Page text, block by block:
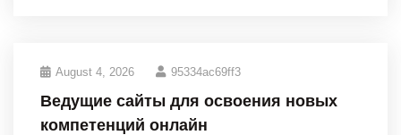
August 4, 2026 95334ac69ff3
Ведущие сайты для освоения новых
компетенций онлайн